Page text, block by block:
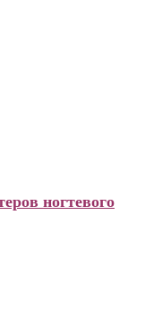
ногтевого